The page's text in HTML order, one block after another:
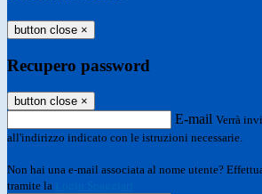
button close ×
Recupero password
button close ×
E-mail Verrà
all'indirizzo indicato con le istruzioni necessarie.
Non hai una e-mail associata al nome utente?
tramite la